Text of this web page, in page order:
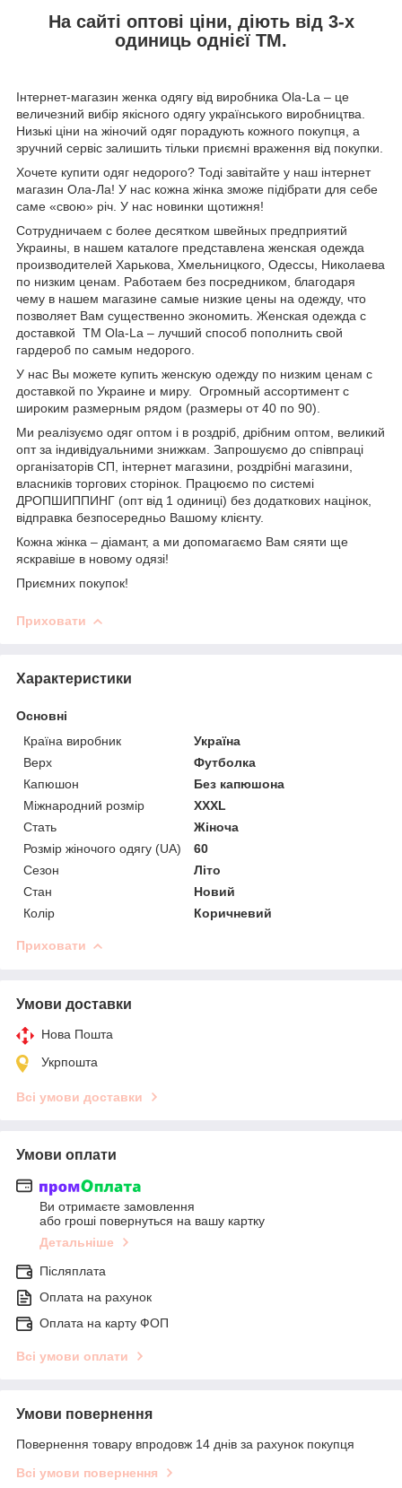
На сайті оптові ціни, діють від 3-х
одиниць однієї ТМ.
Інтернет-магазин женка одягу від виробника Ola-La – це
величезний вибір якісного одягу українського виробництва.
Низькі ціни на жіночий одяг порадують кожного покупця, а
зручний сервіс залишить тільки приємні враження від покупки.
Хочете купити одяг недорого? Тоді завітайте у наш інтернет
магазин Ола-Ла! У нас кожна жінка зможе підібрати для себе
саме «свою» річ. У нас новинки щотижня!
Сотрудничаем с более десятком швейных предприятий
Украины, в нашем каталоге представлена женская одежда
производителей Харькова, Хмельницкого, Одессы, Николаева
по низким ценам. Работаем без посредником, благодаря
чему в нашем магазине самые низкие цены на одежду, что
позволяет Вам существенно экономить. Женская одежда с
доставкой TM Ola-La – лучший способ пополнить свой
гардероб по самым недорого.
У нас Вы можете купить женскую одежду по низким ценам с
доставкой по Украине и миру. Огромный ассортимент с
широким размерным рядом (размеры от 40 по 90).
Ми реалізуємо одяг оптом і в роздріб, дрібним оптом, великий
опт за індивідуальними знижкам. Запрошуємо до співпраці
організаторів СП, інтернет магазини, роздрібні магазини,
власників торгових сторінок. Працюємо по системі
ДРОПШИППИНГ (опт від 1 одиниці) без додаткових націнок,
відправка безпосередньо Вашому клієнту.
Кожна жінка – діамант, а ми допомагаємо Вам сяяти ще
яскравіше в новому одязі!
Приємних покупок!
Приховати
Характеристики
Основні
Країна виробник
Україна
Верх
Футболка
Капюшон
Без капюшона
Міжнародний розмір
XXXL
Стать
Жіноча
Розмір жіночого одягу (UA)
60
Сезон
Літо
Стан
Новий
Колір
Коричневий
Приховати
Умови доставки
Нова Пошта
Укрпошта
Всі умови доставки
Умови оплати
Ви отримаєте замовлення
або гроші повернуться на вашу картку
Детальніше
Післяплата
Оплата на рахунок
Оплата на карту ФОП
Всі умови оплати
Умови повернення
Повернення товару впродовж 14 днів за рахунок покупця
Всі умови повернення